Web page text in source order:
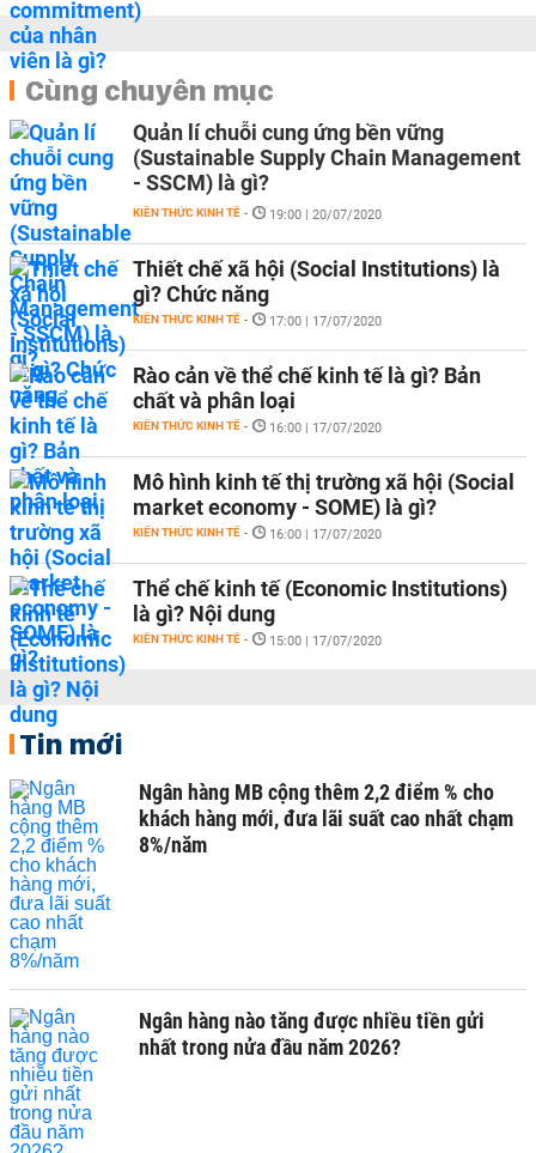
Cùng chuyên mục
Quản lí chuỗi cung ứng bền vững
(Sustainable Supply Chain Management
- SSCM) là gì?
KIẾN THỨC KINH TẾ - 19:00 | 20/07/2020
Thiết chế xã hội (Social Institutions) là
gì? Chức năng
KIẾN THỨC KINH TẾ - 17:00 | 17/07/2020
Rào cản về thể chế kinh tế là gì? Bản
chất và phân loại
KIẾN THỨC KINH TẾ - 16:00 | 17/07/2020
Mô hình kinh tế thị trường xã hội (Social
market economy - SOME) là gì?
KIẾN THỨC KINH TẾ - 16:00 | 17/07/2020
Thể chế kinh tế (Economic Institutions)
là gì? Nội dung
KIẾN THỨC KINH TẾ - 15:00 | 17/07/2020
Tin mới
Ngân hàng MB cộng thêm 2,2 điểm % cho
khách hàng mới, đưa lãi suất cao nhất chạm
8%/năm
Ngân hàng nào tăng được nhiều tiền gửi
nhất trong nửa đầu năm 2026?